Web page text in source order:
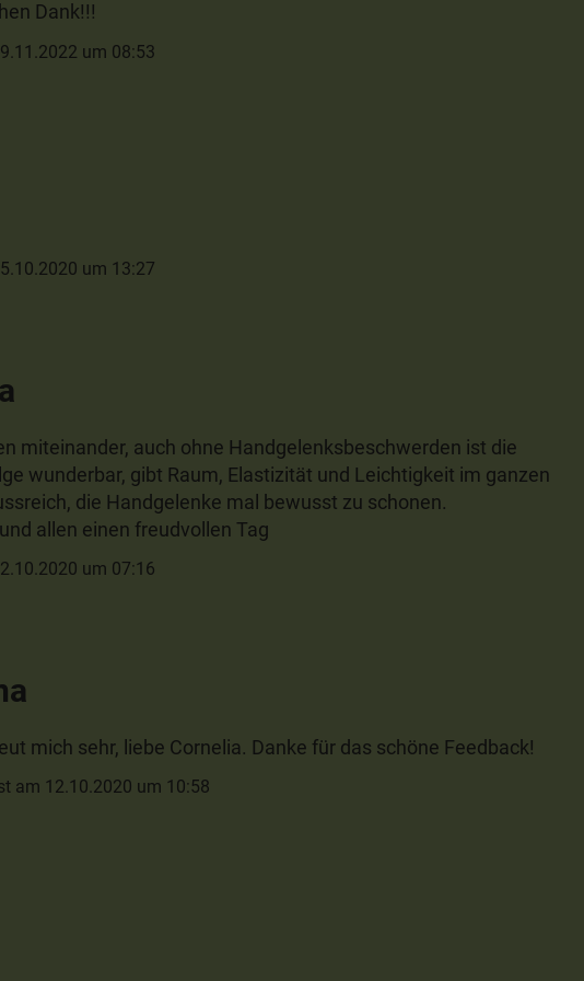
Dank!!!
um 08:53
um 13:27
miteinander, auch ohne Handgelenksbeschwerden ist die
wunderbar, gibt Raum, Elastizität und Leichtigkeit im ganzen
die Handgelenke mal bewusst zu schonen.
allen einen freudvollen Tag
um 07:16
mich sehr, liebe Cornelia. Danke für das schöne Feedback!
am 12.10.2020 um 10:58